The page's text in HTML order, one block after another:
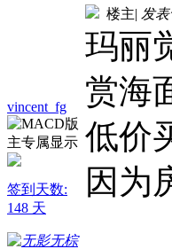
vincent_fg
签到天数:
148 天
楼主| 发表
玛丽
赏海
低价
因为